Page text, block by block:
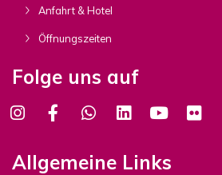
Anfahrt & Hotel
Öffnungszeiten
Folge uns auf
Allgemeine Links